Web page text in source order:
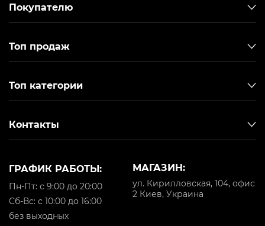
Покупателю
Топ продаж
Топ категории
Контакты
МАГАЗИН:
ул. Кирилловская, 104, офис
2 Киев, Украина
ГРАФИК РАБОТЫ:
Пн-Пт: с 9:00 до 20:00
Cб-Вс: с 10:00 до 16:00
без выходных